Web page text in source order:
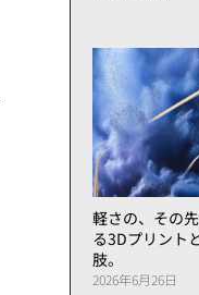
軽さの、その
る3Dプリント
肢。
2026年6月26日